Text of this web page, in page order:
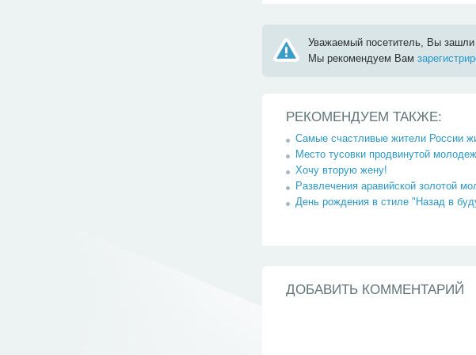
Уважаемый посетитель, Вы зашли
Мы рекомендуем Вам
РЕКОМЕНДУЕМ ТАКЖЕ:
Самые счастливые жители России
Место тусовки продвинутой
Хочу вторую жену!
Развлечения аравийской золотой
День рождения в стиле "Назад в
ДОБАВИТЬ КОММЕНТАРИЙ